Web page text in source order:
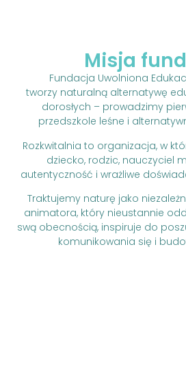
Misja
Fundacja Uwolniona
tworzy naturalną alternatywę
dorosłych – prowadzimy
przedszkole leśne i
Rozkwitalnia to organizacja, w
dziecko, rodzic, nauczyciel
autentyczność i wrażliwe
Traktujemy naturę jako
animatora, który nieustannie
swą obecnością, inspiruje do
komunikowania się i